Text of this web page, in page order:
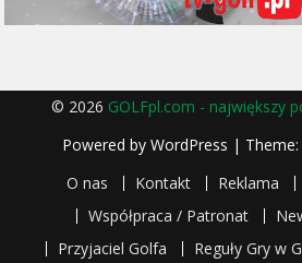
© 2026 GOLFpl.com - największy
Powered by WordPress | Theme:
O nas
Kontakt Reklama
Współpraca / Patronat
Przyjaciel Golfa
Reguły Gry w